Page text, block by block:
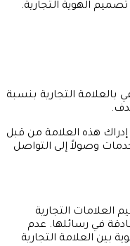
الهوية التجارية.
بالعلامة التجارية بنسبة
إدراك هذه العلامة من قبل
وصولاً إلى التواصل
العلامات التجارية
في رسائلها. عدم
بين العلامة التجارية